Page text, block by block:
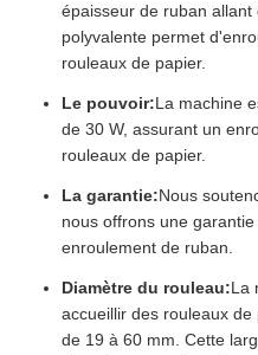
épaisseur de ruban
polyvalente permet
rouleaux de papier.
Le pouvoir:La machine
de 30 W, assurant un
rouleaux de papier.
La garantie:Nous
nous offrons une
enroulement de ruban.
Diamètre du rouleau:La
accueillir des rouleaux
de 19 à 60 mm. Cette